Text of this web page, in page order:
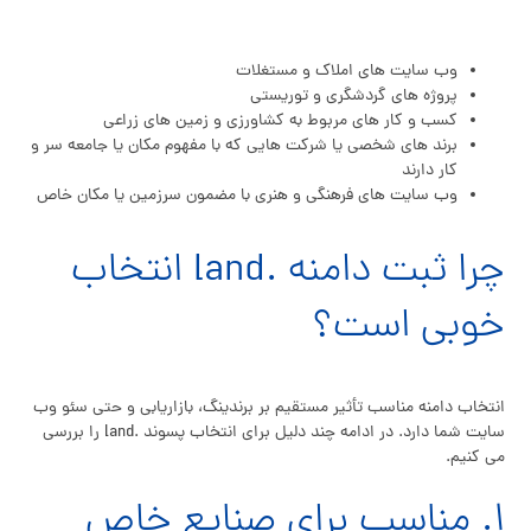
وب سایت های املاک و مستغلات
پروژه های گردشگری و توریستی
کسب و کار های مربوط به کشاورزی و زمین های زراعی
برند های شخصی یا شرکت هایی که با مفهوم مکان یا جامعه سر و
کار دارند
وب سایت های فرهنگی و هنری با مضمون سرزمین یا مکان خاص
چرا ثبت دامنه .land انتخاب
خوبی است؟
انتخاب دامنه مناسب تأثیر مستقیم بر برندینگ، بازاریابی و حتی سئو وب
سایت شما دارد. در ادامه چند دلیل برای انتخاب پسوند .land را بررسی
می کنیم.